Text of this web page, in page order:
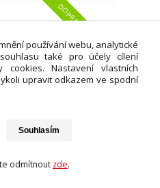
DOPRAVA ZDARMA
používání webu, analytické
také pro účely cílení
cookies. Nastavení vlastních
upravit odkazem ve spodní
Souhlasím
odmítnout zde.